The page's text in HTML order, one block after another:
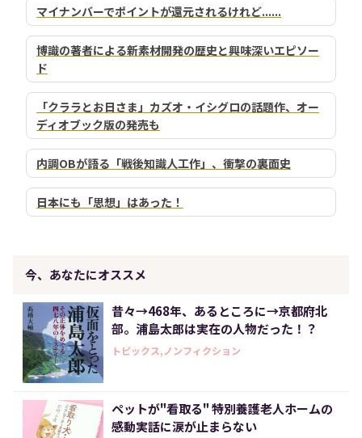
マイナンバーでポイントが還元されるけれど......
博識の著者による新素材開発の歴史と興味深いエピソー
ド
「クララとお日さま」カズオ・イシグロの話題作、オー
ディオブック版の発売も
内調OBが語る「戦後知識人工作」、衝撃の裏面史
日本にも「思想」はあった！
今、あなたにオススメ
昔々→468年、あるところに→京都府北
部。浦島太郎は実在の人物だった！？
トピックス,ノンフィクション
ペットが"看取る" 特別養護老人ホームの
感動実話に涙が止まらない